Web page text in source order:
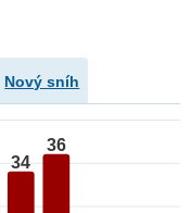
Nový sníh
34
36